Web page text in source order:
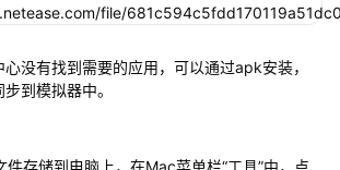
没有找到需要的应用，可以通过apk安装，
到模拟器中。
存储到电脑上，在Mac菜单栏“工具”中，点